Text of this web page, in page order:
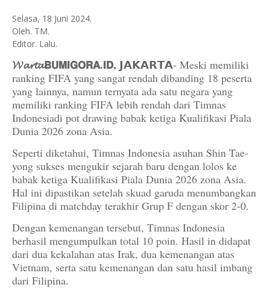
Selasa, 18 Juni 2024.
Oleh. TM.
Editor. Lalu.
𝓦𝓪𝓻𝓽𝓪𝗕𝗨𝗠𝗜𝗚𝗢𝗥𝗔.𝗜𝗗, 𝗝𝗔𝗞𝗔𝗥𝗧𝗔- Meski memiliki
ranking FIFA yang sangat rendah dibanding 18 peserta
yang lainnya, namun ternyata ada satu negara yang
memiliki ranking FIFA lebih rendah dari Timnas
Indonesiadi pot drawing babak ketiga Kualifikasi Piala
Dunia 2026 zona Asia.
Seperti diketahui, Timnas Indonesia asuhan Shin Tae-
yong sukses mengukir sejarah baru dengan lolos ke
babak ketiga Kualifikasi Piala Dunia 2026 zona Asia.
Hal ini dipastikan setelah skuad garuda menumbangkan
Filipina di matchday terakhir Grup F dengan skor 2-0.
Dengan kemenangan tersebut, Timnas Indonesia
berhasil mengumpulkan total 10 poin. Hasil in didapat
dari dua kekalahan atas Irak, dua kemenangan atas
Vietnam, serta satu kemenangan dan satu hasil imbang
dari Filipina.